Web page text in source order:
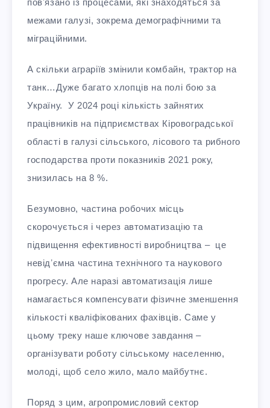
повʼязано із процесами, які знаходяться за
межами галузі, зокрема демографічними та
міграційними.
А скільки аграріїв змінили комбайн, трактор на
танк…Дуже багато хлопців на полі бою за
Україну. У 2024 році кількість зайнятих
працівників на підприємствах Кіровоградської
області в галузі сільського, лісового та рибного
господарства проти показників 2021 року,
знизилась на 8 %.
Безумовно, частина робочих місць
скорочується і через автоматизацію та
підвищення ефективності виробництва – це
невідʼємна частина технічного та наукового
прогресу. Але наразі автоматизація лише
намагається компенсувати фізичне зменшення
кількості кваліфікованих фахівців. Саме у
цьому треку наше ключове завдання –
організувати роботу сільському населенню,
молоді, щоб село жило, мало майбутнє.
Поряд з цим, агропромисловий сектор